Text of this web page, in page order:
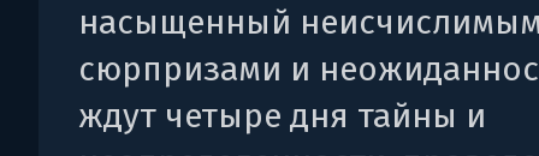
насыщенный
сюрпризами и
ждут четыре дня тайны и